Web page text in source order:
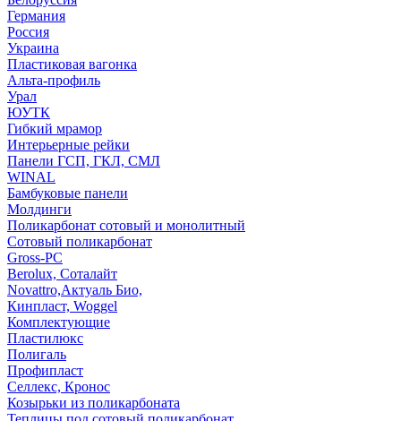
Германия
Россия
Украина
Пластиковая вагонка
Альта-профиль
Урал
ЮУТК
Гибкий мрамор
Интерьерные рейки
Панели ГСП, ГКЛ, СМЛ
WINAL
Бамбуковые панели
Молдинги
Поликарбонат сотовый и монолитный
Сотовый поликарбонат
Gross-PC
Berolux, Соталайт
Novattro,Актуаль Био,
Кинпласт, Woggel
Комплектующие
Пластилюкс
Полигаль
Профипласт
Селлекс, Кронос
Козырьки из поликарбоната